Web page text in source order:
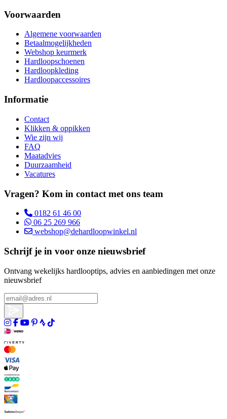
Voorwaarden
Algemene voorwaarden
Betaalmogelijkheden
Webshop keurmerk
Hardloopschoenen
Hardloopkleding
Hardloopaccessoires
Informatie
Contact
Klikken & oppikken
Wie zijn wij
FAQ
Maatadvies
Duurzaamheid
Vacatures
Vragen? Kom in contact met ons team
0182 61 46 00
06 25 269 966
webshop@dehardloopwinkel.nl
Schrijf je in voor onze nieuwsbrief
Ontvang wekelijks hardlooptips, advies en aanbiedingen met onze
nieuwsbrief